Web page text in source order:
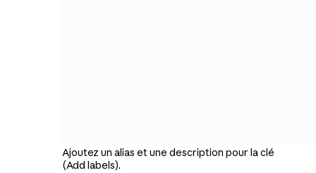
Ajoutez un alias et une description pour la clé
(Add labels).